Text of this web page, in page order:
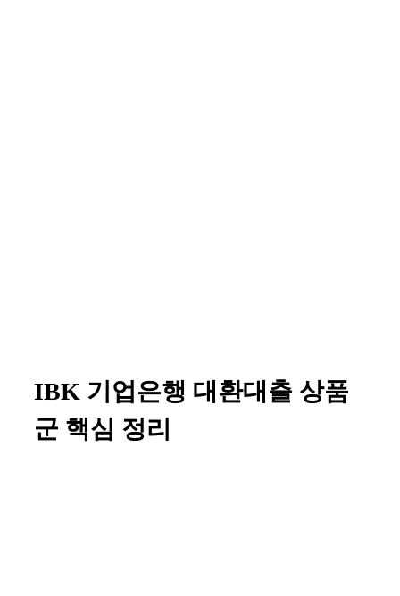
IBK 기업은행 대환대출 상품
군 핵심 정리